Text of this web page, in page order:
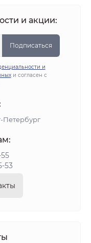
и акции:
Подписаться
и
и согласен с
Петербург
53